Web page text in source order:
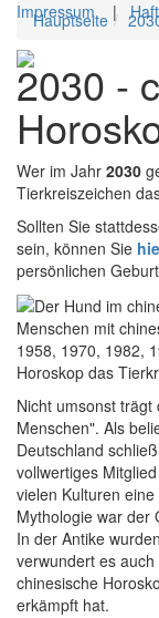
Impressum|
Hauptseite
2030 -
Wer im Jahr 2030
Tierkreiszeichen
Sollten Sie
sein, können Sie
persönlichen
Menschen mit
1958, 1970, 1982,
Horoskop das
Nicht umsonst
Menschen". Als
Deutschland
vollwertiges
vielen Kulturen
Mythologie war der
In der Antike
verwundert es
chinesische
erkämpft hat.